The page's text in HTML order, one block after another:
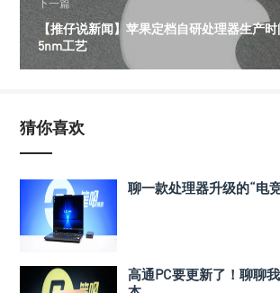
下一篇
【推仔说新闻】苹果定档自研处理器生产
5nm工艺
猜你喜欢
聊一款处理器升级的“电
高通PC要更新了！聊聊